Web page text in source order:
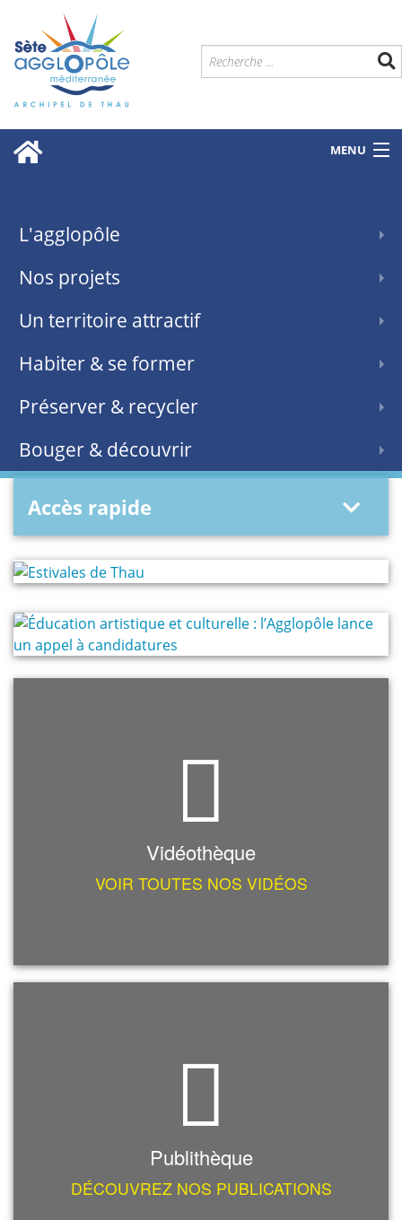
MENU
L'agglopôle
Nos projets
Un territoire attractif
Habiter & se former
Préserver & recycler
Bouger & découvrir
Accès rapide
Vidéothèque
VOIR TOUTES NOS VIDÉOS
Publithèque
DÉCOUVREZ NOS PUBLICATIONS